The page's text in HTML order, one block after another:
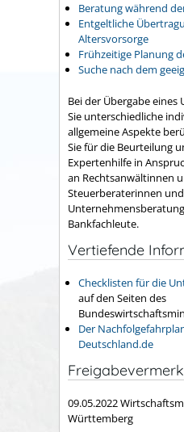
Beratung während
Entgeltliche
Altersvorsorge
Frühzeitige Planung
Suche nach dem
Bei der Übergabe
Sie unterschiedliche
allgemeine Aspekte
Sie für die Beurteilung
Expertenhilfe in
an Rechtsanwältinnen
Steuerberaterinnen
Bankfachleute.
Vertiefende
Checklisten für die
auf den Seiten des
Der
Deutschland.de
Freigabevermerk
09.05.2022
Württemberg